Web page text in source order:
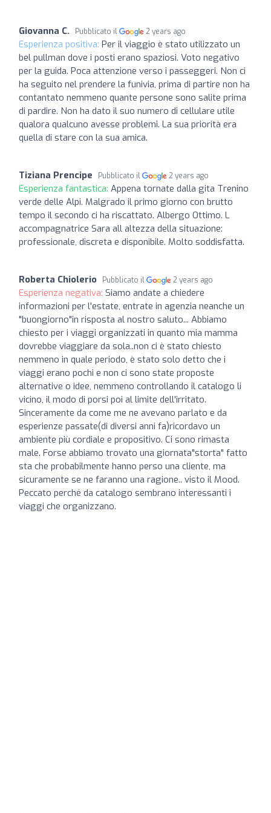
Giovanna C. Pubblicato il 2 years ago
Esperienza positiva: Per il viaggio è stato utilizzato un
bel pullman dove i posti erano spaziosi. Voto negativo
per la guida. Poca attenzione verso i passeggeri. Non ci
ha seguito nel prendere la funivia, prima di partire non ha
contantato nemmeno quante persone sono salite prima
di pardire. Non ha dato il suo numero di cellulare utile
qualora qualcuno avesse problemi. La sua priorità era
quella di stare con la sua amica.
Tiziana Prencipe Pubblicato il 2 years ago
Esperienza fantastica: Appena tornate dalla gita Trenino
verde delle Alpi. Malgrado il primo giorno con brutto
tempo il secondo ci ha riscattato. Albergo Ottimo. L
accompagnatrice Sara all altezza della situazione:
professionale, discreta e disponibile. Molto soddisfatta.
Roberta Chiolerio Pubblicato il 2 years ago
Esperienza negativa: Siamo andate a chiedere
informazioni per l'estate, entrate in agenzia neanche un
"buongiorno"in risposta al nostro saluto... Abbiamo
chiesto per i viaggi organizzati in quanto mia mamma
dovrebbe viaggiare da sola..non ci è stato chiesto
nemmeno in quale periodo, è stato solo detto che i
viaggi erano pochi e non ci sono state proposte
alternative o idee, nemmeno controllando il catalogo li
vicino, il modo di porsi poi al limite dell'irritato.
Sinceramente da come me ne avevano parlato e da
esperienze passate(di diversi anni fa)ricordavo un
ambiente più cordiale e propositivo. Ci sono rimasta
male. Forse abbiamo trovato una giornata"storta" fatto
sta che probabilmente hanno perso una cliente, ma
sicuramente se ne faranno una ragione.. visto il Mood.
Peccato perché da catalogo sembrano interessanti i
viaggi che organizzano.